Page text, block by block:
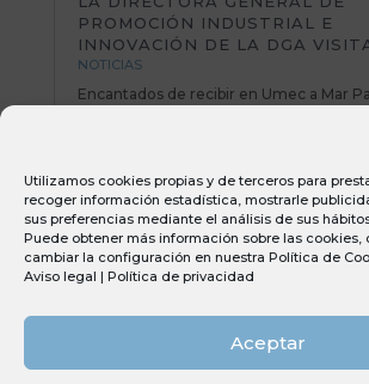
Utilizamos cookies propias y de terceros para
recoger información estadística, mostrarle
sus preferencias mediante el análisis de sus
Puede obtener más información sobre las cookies,
cambiar la configuración en nuestra Política de
Aviso legal | Política de privacidad
Aceptar
PROMOCIÓN INDUSTRIAL E
INNOVACIÓN DE LA DGA
NOTICIAS
Encantados de recibir en Umec a Mar
poniendo sobre la mesa nuevas
muy interesantes. Todo el equipo